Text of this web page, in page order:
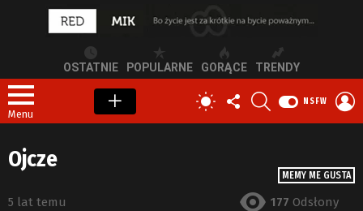
OSTATNIE POPULARNE GORĄCE TRENDY
Menu
PRZEŁĄCZ
SKÓRKĘ
OBSERWUJ
NAS
NSFW
MEMY ME GUSTA
Ojcze
5 lat temu 177 Odsłony